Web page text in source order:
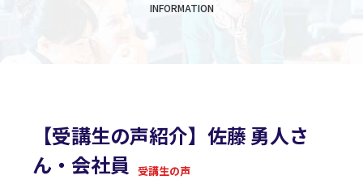
INFORMATION
【受講生の声紹介】佐藤 勇人さ
ん・会社員 受講生の声